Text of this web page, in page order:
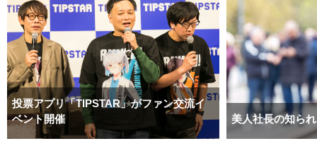
投票アプリ「TIPSTAR」がファン交流イ
ベント開催
美人社長の知ら